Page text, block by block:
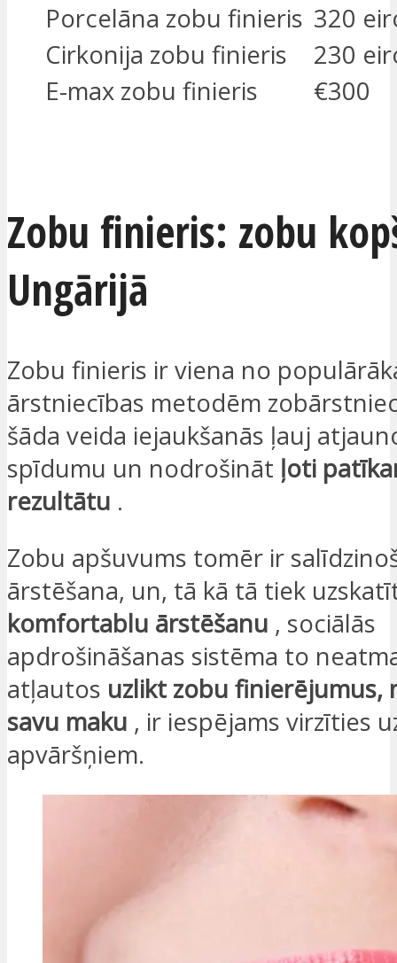
Porcelāna zobu finieris 320
Cirkonija zobu finieris
230
E-max zobu finieris
€300
Zobu finieris: zobu
Ungārijā
Zobu finieris ir viena no
ārstniecības metodēm
šāda veida iejaukšanās ļauj
spīdumu un nodrošināt ļoti
rezultātu .
Zobu apšuvums tomēr ir
ārstēšana, un, tā kā tā tiek
komfortablu ārstēšanu , sociālās
apdrošināšanas sistēma to
atļautos uzlikt zobu finierējumus,
savu maku , ir iespējams virzīties
apvāršņiem.